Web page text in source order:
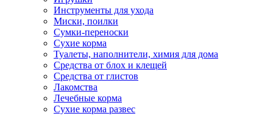
Инструменты для ухода
Миски, поилки
Сумки-переноски
Сухие корма
Туалеты, наполнители, химия для дома
Средства от блох и клещей
Средства от глистов
Лакомства
Лечебные корма
Сухие корма развес